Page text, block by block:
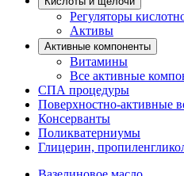
Регуляторы
Активы
Активные компоненты
Витамины
Все активные
СПА процедуры
Поверхностно-активные
Консерванты
Поликватерниумы
Глицерин,